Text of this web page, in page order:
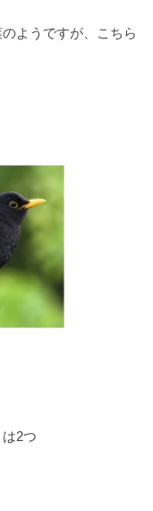
ようですが、こちら
2つ